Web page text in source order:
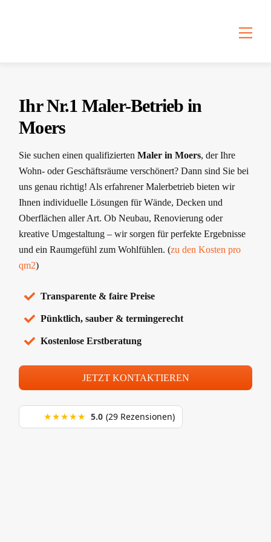
Ihr Nr.1 Maler-Betrieb in
Moers
Sie suchen einen qualifiziertenMaler in Moers, der Ihre
Wohn- oder Geschäftsräume verschönert? Dann sind Sie bei
uns genau richtig! Als erfahrener Malerbetrieb bieten wir
Ihnen individuelle Lösungen für Wände, Decken und
Oberflächen aller Art. Ob Neubau, Renovierung oder
kreative Umgestaltung – wir sorgen für perfekte Ergebnisse
und ein Raumgefühl zum Wohlfühlen. (zu den Kosten pro
qm2)
Transparente & faire Preise
Pünktlich, sauber & termingerecht
Kostenlose Erstberatung
JETZT KONTAKTIEREN
★★★★★ 5.0 (29 Rezensionen)